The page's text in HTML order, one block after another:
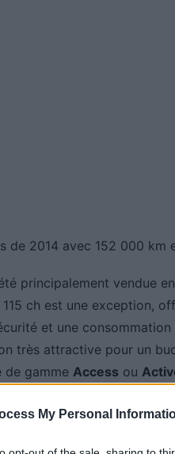
My Personal
de 2014 avec 152 000
principalement vendue
ch est une exception,
et une consommation
très attractive pour un
de gamme Access ou